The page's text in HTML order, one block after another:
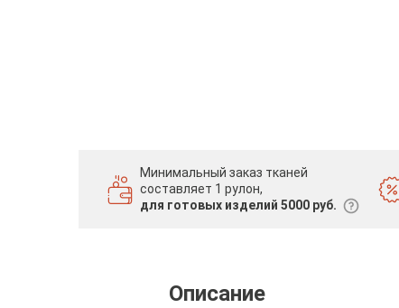
Минимальный заказ тканей
составляет 1 рулон,
для готовых изделий 5000 руб.
Описание